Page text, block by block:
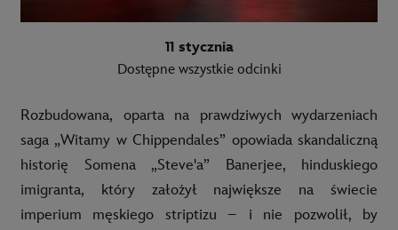
11 stycznia
Dostępne wszystkie odcinki
Rozbudowana, oparta na prawdziwych wydarzeniach
saga „Witamy w Chippendales” opowiada skandaliczną
historię Somena „Steve'a” Banerjee, hinduskiego
imigranta, który założył największe na świecie
imperium męskiego striptizu – i nie pozwolił, by